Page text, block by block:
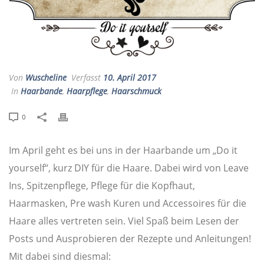
Von Wuscheline Verfasst 10. April 2017
In Haarbande, Haarpflege, Haarschmuck
0
Im April geht es bei uns in der Haarbande um „Do it
yourself“, kurz DIY für die Haare. Dabei wird von Leave
Ins, Spitzenpflege, Pflege für die Kopfhaut,
Haarmasken, Pre wash Kuren und Accessoires für die
Haare alles vertreten sein. Viel Spaß beim Lesen der
Posts und Ausprobieren der Rezepte und Anleitungen!
Mit dabei sind diesmal: